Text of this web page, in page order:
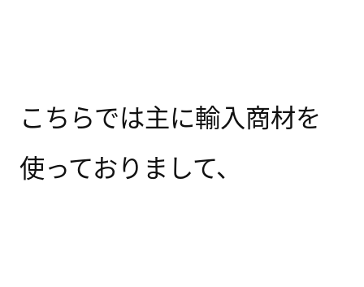
こちらでは主に輸入商材を
使っておりまして、